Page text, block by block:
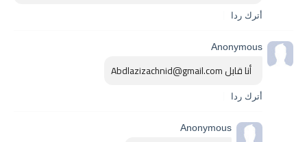
أترك ردا
Anonymous
أترك ردا
Anonymous